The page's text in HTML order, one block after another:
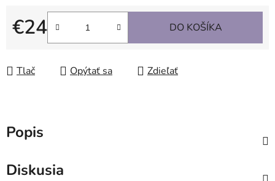
€24
Jednotková cena:
DO KOŠÍKA
Tlač Opýtať sa Zdieľať
Popis
Diskusia